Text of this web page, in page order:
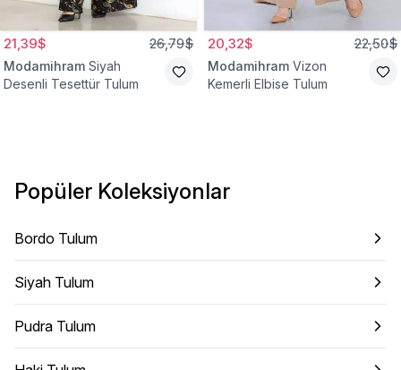
21,39$ 26,79$
Modamihram Siyah
Desenli Tesettür Tulum
20,32$ 22,50$
Modamihram Vizon
Kemerli Elbise Tulum
Popüler Koleksiyonlar
Bordo Tulum
Siyah Tulum
Pudra Tulum